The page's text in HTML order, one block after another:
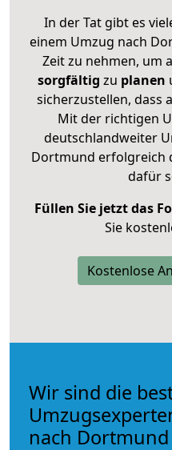
In der Tat gibt es
einem Umzug nach
Zeit zu nehmen, um
sorgfältig zu planen
sicherzustellen, dass
Mit der richtigen
deutschlandweiter
Dortmund erfolgreich
dafür
Füllen Sie jetzt das
Sie
Kostenlose
Wir sind die
nach Dortmund